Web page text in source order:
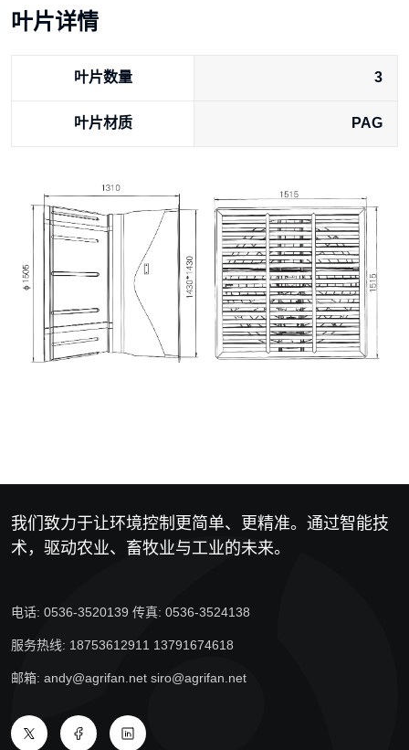
叶片详情
叶片数量 3
叶片材质 PAG
我们致力于让环境控制更简单、更精准。通过智能技
术，驱动农业、畜牧业与工业的未来。
电话: 0536-3520139 传真: 0536-3524138
服务热线: 18753612911 13791674618
邮箱: andy@agrifan.net siro@agrifan.net